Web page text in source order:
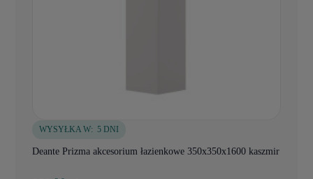
WYSYŁKA W: 5 DNI
Deante Prizma akcesorium łazienkowe 350x350x1600 kaszmir